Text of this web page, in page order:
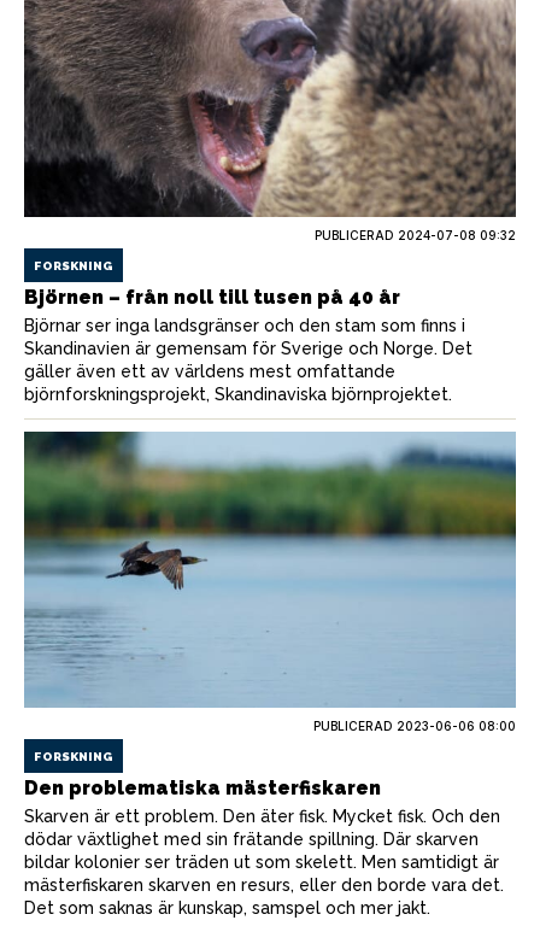
PUBLICERAD 2024-07-08 09:32
FORSKNING
Björnen – från noll till tusen på 40 år
Björnar ser inga landsgränser och den stam som finns i
Skandinavien är gemensam för Sverige och Norge. Det
gäller även ett av världens mest omfattande
björnforskningsprojekt, Skandinaviska björnprojektet.
PUBLICERAD 2023-06-06 08:00
FORSKNING
Den problematiska mästerfiskaren
Skarven är ett problem. Den äter fisk. Mycket fisk. Och den
dödar växtlighet med sin frätande spillning. Där skarven
bildar kolonier ser träden ut som skelett. Men samtidigt är
mästerfiskaren skarven en resurs, eller den borde vara det.
Det som saknas är kunskap, samspel och mer jakt.